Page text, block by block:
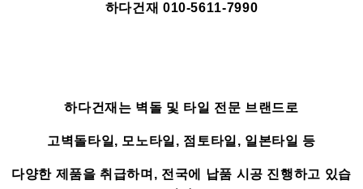
하다건재 010-5611-7990
하다건재는 벽돌 및 타일 전문 브랜드로
고벽돌타일, 모노타일, 점토타일, 일본타일 등
다양한 제품을 취급하며, 전국에 납품 시공 진행하고 있습